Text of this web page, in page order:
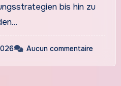
bis hin zu
Aucun commentaire